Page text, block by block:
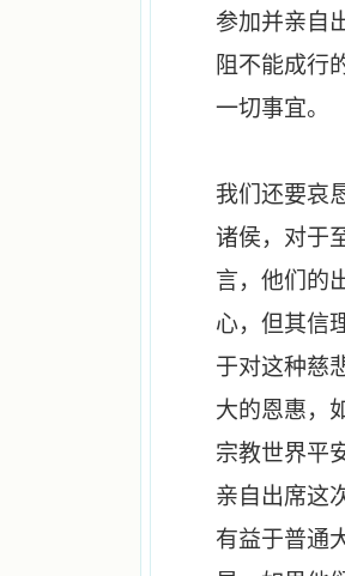
参加并亲自
阻不能成行
一切事宜。
我们还要哀
诸侯，对于
言，他们的
心，但其信
于对这种慈
大的恩惠，
宗教世界平
亲自出席这
有益于普通